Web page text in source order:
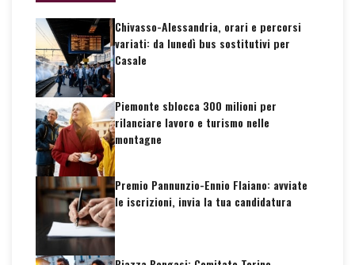
Chivasso-Alessandria, orari e percorsi
variati: da lunedì bus sostitutivi per
Casale
Piemonte sblocca 300 milioni per
rilanciare lavoro e turismo nelle
montagne
Premio Pannunzio-Ennio Flaiano: avviate
le iscrizioni, invia la tua candidatura